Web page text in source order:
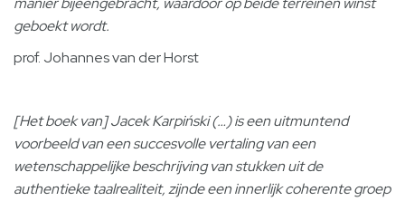
geboekt wordt.
prof. Johannes van der Horst
[Het boek van] Jacek Karpiński (…) is een uitmuntend
voorbeeld van een succesvolle vertaling van een
wetenschappelijke beschrijving van stukken uit de
authentieke taalrealiteit, zijnde een innerlijk coherente groep